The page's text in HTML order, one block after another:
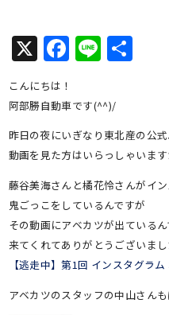
X Facebook
Line共
こんにちは！
阿部勝自動車です(^^)/
昨日の夜にいぎなり東北産の公
動画を見た方はいらっしゃいます
藤谷美海さんと橘花怜さんがイ
鬼ごっこをしているんですが
その動画にアベカツが出ているん
来てくれてありがとうございま
【逃走中】第1回 インスタグラ
アベカツのスタッフの中山さん